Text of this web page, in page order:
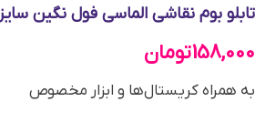
تابلو بوم نقاشی الماسی فول نگین سایز 20*20 سری BK1-12
158,000تومان
به همراه کریستال‌ها و ابزار مخصوص